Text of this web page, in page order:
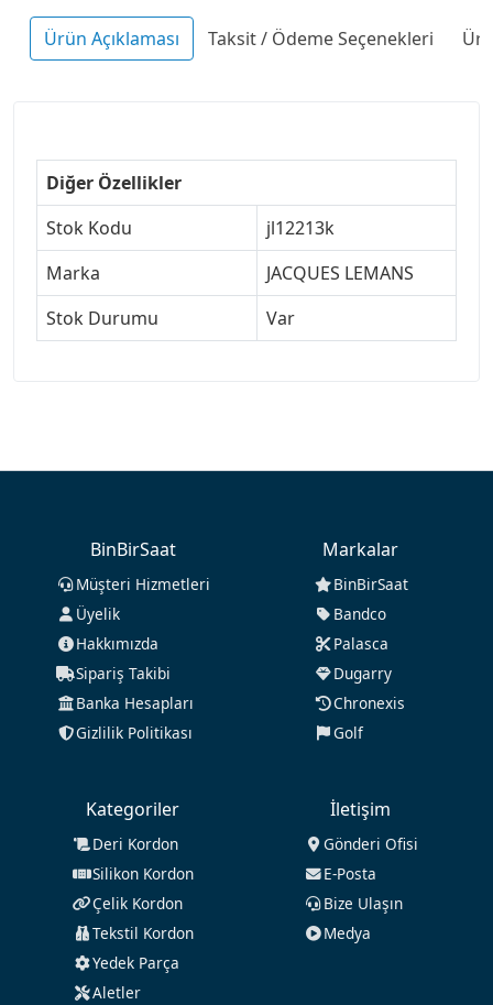
Ürün Açıklaması Taksit / Ödeme Seçenekleri
Diğer Özellikler
Stok Kodu
jl12213k
Marka
JACQUES LEMANS
Stok Durumu
Var
BinBirSaat
Müşteri Hizmetleri
Üyelik
Hakkımızda
Sipariş Takibi
Banka Hesapları
Gizlilik Politikası
Markalar
BinBirSaat
Bandco
Palasca
Dugarry
Chronexis
Golf
Kategoriler
Deri Kordon
Silikon Kordon
Çelik Kordon
Tekstil Kordon
Yedek Parça
Aletler
İletişim
Gönderi Ofisi
E-Posta
Bize Ulaşın
Medya